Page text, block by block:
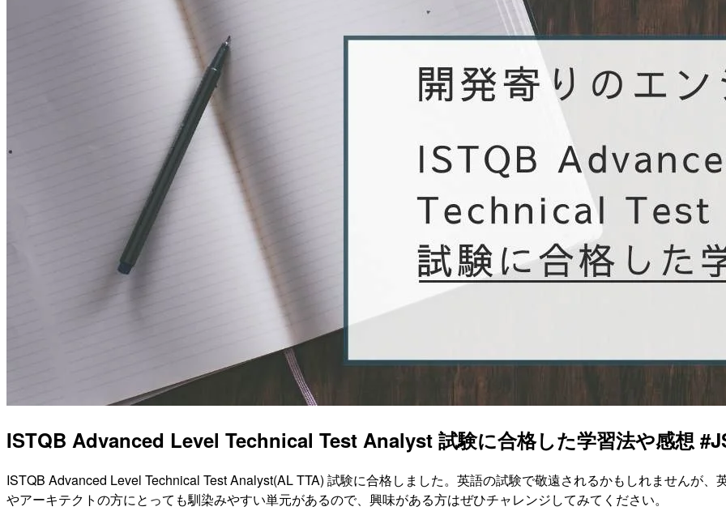
ISTQB Advanced Level Technical Test Analyst 試験に合格した学習法や感想
ISTQB Advanced Level Technical Test Analyst(AL TTA) 試験に合格しました。英語の試験で敬遠されるかもしれませんが
やアーキテクトの方にとっても馴染みやすい単元があるので、興味がある方はぜひチャレンジしてみてください。